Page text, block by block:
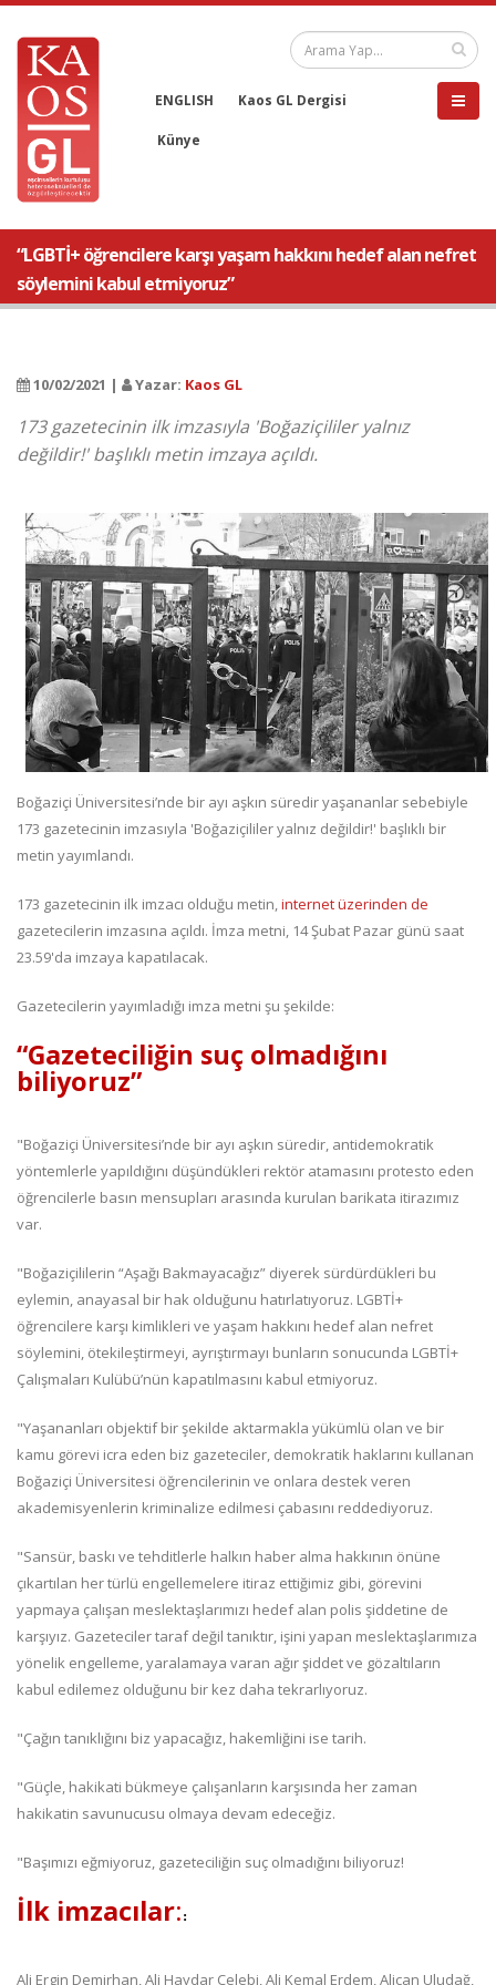
ENGLISH Kaos GL Dergisi
Künye
“LGBTİ+ öğrencilere karşı yaşam hakkını hedef alan nefret
söylemini kabul etmiyoruz”
10/02/2021 | Yazar: Kaos GL
173 gazetecinin ilk imzasıyla 'Boğaziçililer yalnız
değildir!' başlıklı metin imzaya açıldı.
Boğaziçi Üniversitesi’nde bir ayı aşkın süredir yaşananlar sebebiyle
173 gazetecinin imzasıyla 'Boğaziçililer yalnız değildir!' başlıklı bir
metin yayımlandı.
173 gazetecinin ilk imzacı olduğu metin,internet üzerinden de
gazetecilerin imzasına açıldı. İmza metni, 14 Şubat Pazar günü saat
23.59'da imzaya kapatılacak.
Gazetecilerin yayımladığı imza metni şu şekilde:
“Gazeteciliğin suç olmadığını
biliyoruz”
"Boğaziçi Üniversitesi’nde bir ayı aşkın süredir, antidemokratik
yöntemlerle yapıldığını düşündükleri rektör atamasını protesto eden
öğrencilerle basın mensupları arasında kurulan barikata itirazımız
var.
"Boğaziçililerin “Aşağı Bakmayacağız” diyerek sürdürdükleri bu
eylemin, anayasal bir hak olduğunu hatırlatıyoruz. LGBTİ+
öğrencilere karşı kimlikleri ve yaşam hakkını hedef alan nefret
söylemini, ötekileştirmeyi, ayrıştırmayı bunların sonucunda LGBTİ+
Çalışmaları Kulübü’nün kapatılmasını kabul etmiyoruz.
"Yaşananları objektif bir şekilde aktarmakla yükümlü olan ve bir
kamu görevi icra eden biz gazeteciler, demokratik haklarını kullanan
Boğaziçi Üniversitesi öğrencilerinin ve onlara destek veren
akademisyenlerin kriminalize edilmesi çabasını reddediyoruz.
"Sansür, baskı ve tehditlerle halkın haber alma hakkının önüne
çıkartılan her türlü engellemelere itiraz ettiğimiz gibi, görevini
yapmaya çalışan meslektaşlarımızı hedef alan polis şiddetine de
karşıyız. Gazeteciler taraf değil tanıktır, işini yapan meslektaşlarımıza
yönelik engelleme, yaralamaya varan ağır şiddet ve gözaltıların
kabul edilemez olduğunu bir kez daha tekrarlıyoruz.
"Çağın tanıklığını biz yapacağız, hakemliğini ise tarih.
"Güçle, hakikati bükmeye çalışanların karşısında her zaman
hakikatin savunucusu olmaya devam edeceğiz.
"Başımızı eğmiyoruz, gazeteciliğin suç olmadığını biliyoruz!
İlk imzacılar: :
Ali Ergin Demirhan, Ali Haydar Çelebi, Ali Kemal Erdem, Alican Uludağ,